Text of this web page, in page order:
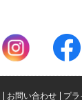
お問い合わせ プラ